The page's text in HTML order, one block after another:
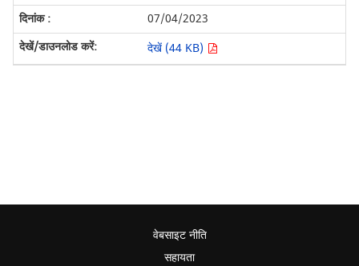
07/04/2023
देखें (44 KB)
वेबसाइट नीति
सहायता